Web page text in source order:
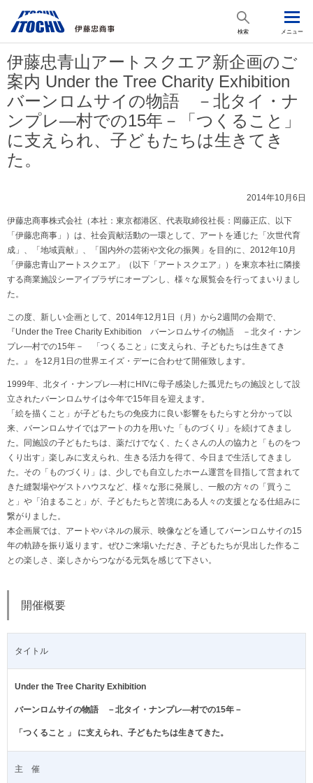
検索 メニュー
伊藤忠青山アートスクエア新企画のご
案内 Under the Tree Charity Exhibition
バーンロムサイの物語 －北タイ・ナ
ンプレ―村での15年－「つくること」
に支えられ、子どもたちは生きてき
た。
2014年10月6日
伊藤忠商事株式会社（本社：東京都港区、代表取締役社長：岡藤正広、以下
「伊藤忠商事」）は、社会貢献活動の一環として、アートを通じた「次世代育
成」、「地域貢献」、「国内外の芸術や文化の振興」を目的に、2012年10月
「伊藤忠青山アートスクエア」（以下「アートスクエア」）を東京本社に隣接
する商業施設シーアイプラザにオープンし、様々な展覧会を行ってまいりまし
た。
この度、新しい企画として、2014年12月1日（月）から2週間の会期で、
『Under the Tree Charity Exhibition バーンロムサイの物語 －北タイ・ナン
プレ―村での15年－ 「つくること」に支えられ、子どもたちは生きてき
た。』 を12月1日の世界エイズ・デーに合わせて開催致します。
1999年、北タイ・ナンプレ―村にHIVに母子感染した孤児たちの施設として設
立されたバーンロムサイは今年で15年目を迎えます。
「絵を描くこと」が子どもたちの免疫力に良い影響をもたらすと分かって以
来、バーンロムサイではアートの力を用いた「ものづくり」を続けてきまし
た。同施設の子どもたちは、薬だけでなく、たくさんの人の協力と「ものをつ
くり出す」楽しみに支えられ、生きる活力を得て、今日まで生活してきまし
た。その「ものづくり」は、少しでも自立したホーム運営を目指して営まれて
きた縫製場やゲストハウスなど、様々な形に発展し、一般の方々の「買うこ
と」や「泊まること」が、子どもたちと苦境にある人々の支援となる仕組みに
繋がりました。
本企画展では、アートやパネルの展示、映像などを通してバーンロムサイの15
年の軌跡を振り返ります。ぜひご来場いただき、子どもたちが見出した作るこ
との楽しさ、楽しさからつながる元気を感じて下さい。
開催概要
タイトル
Under the Tree Charity Exhibition
バーンロムサイの物語 －北タイ・ナンプレ―村での15年－
「つくること 」 に支えられ、子どもたちは生きてきた。
主 催